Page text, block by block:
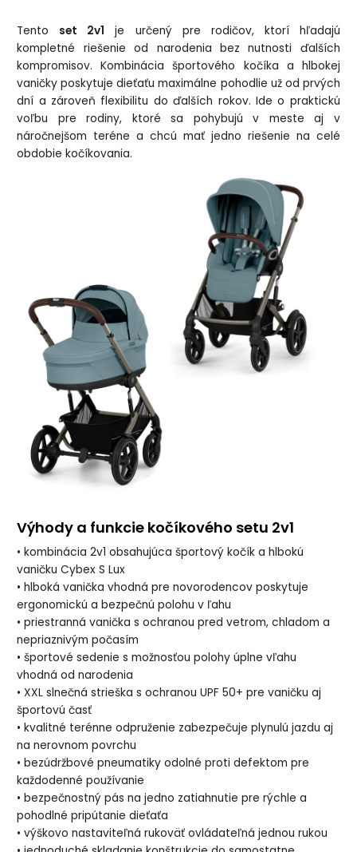
Tento set 2v1 je určený pre rodičov, ktorí hľadajú
kompletné riešenie od narodenia bez nutnosti ďalších
kompromisov. Kombinácia športového kočíka a hlbokej
vaničky poskytuje dieťaťu maximálne pohodlie už od prvých
dní a zároveň flexibilitu do ďalších rokov. Ide o praktickú
voľbu pre rodiny, ktoré sa pohybujú v meste aj v
náročnejšom teréne a chcú mať jedno riešenie na celé
obdobie kočíkovania.
Výhody a funkcie kočíkového setu 2v1
• kombinácia 2v1 obsahujúca športový kočík a hlbokú
vaničku Cybex S Lux
• hlboká vanička vhodná pre novorodencov poskytuje
ergonomickú a bezpečnú polohu v ľahu
• priestranná vanička s ochranou pred vetrom, chladom a
nepriaznivým počasím
• športové sedenie s možnosťou polohy úplne vľahu
vhodná od narodenia
• XXL slnečná strieška s ochranou UPF 50+ pre vaničku aj
športovú časť
• kvalitné terénne odpruženie zabezpečuje plynulú jazdu aj
na nerovnom povrchu
• bezúdržbové pneumatiky odolné proti defektom pre
každodenné používanie
• bezpečnostný pás na jedno zatiahnutie pre rýchle a
pohodlné pripútanie dieťaťa
• výškovo nastaviteľná rukoväť ovládateľná jednou rukou